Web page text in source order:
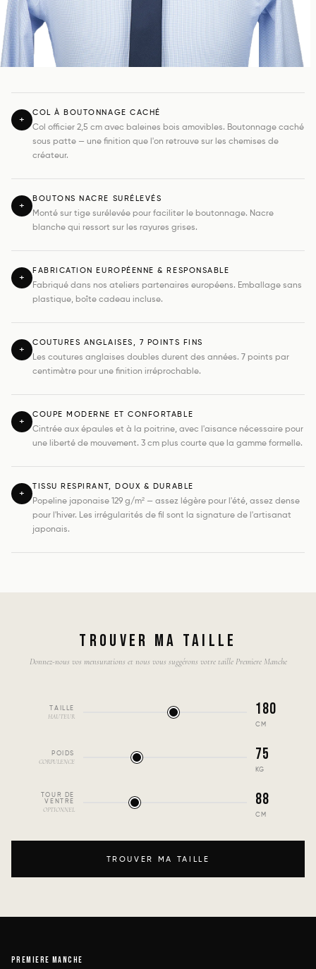
+
COL À BOUTONNAGE CACHÉ
Col officier 2,5 cm avec baleines bois amovibles. Boutonnage caché
sous patte — une finition que l'on retrouve sur les chemises de
créateur.
+
BOUTONS NACRE SURÉLEVÉS
Monté sur tige surélevée pour faciliter le boutonnage. Nacre
blanche qui ressort sur les rayures grises.
+
FABRICATION EUROPÉENNE & RESPONSABLE
Fabriqué dans nos ateliers partenaires européens. Emballage sans
plastique, boîte cadeau incluse.
+
COUTURES ANGLAISES, 7 POINTS FINS
Les coutures anglaises doubles durent des années. 7 points par
centimètre pour une finition irréprochable.
+
COUPE MODERNE ET CONFORTABLE
Cintrée aux épaules et à la poitrine, avec l'aisance nécessaire pour
une liberté de mouvement. 3 cm plus courte que la gamme formelle.
+
TISSU RESPIRANT, DOUX & DURABLE
Popeline japonaise 129 g/m² — assez légère pour l'été, assez dense
pour l'hiver. Les irrégularités de fil sont la signature de l'artisanat
japonais.
TROUVER MA TAILLE
Donnez-nous vos mensurations et nous vous suggérons votre taille Premiere Manche
TAILLE
HAUTEUR 180
CM
POIDS
CORPULENCE 75
KG
TOUR DE
VENTRE
OPTIONNEL
88
CM
TROUVER MA TAILLE
PREMIERE MANCHE